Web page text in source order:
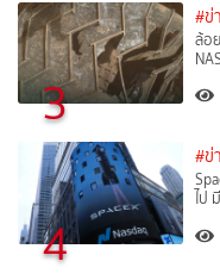
3
#ข่
ล้อ
4
#ข่
ไป